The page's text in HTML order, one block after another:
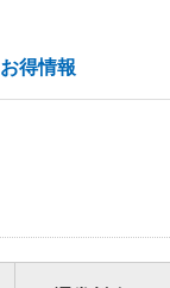
お得情報